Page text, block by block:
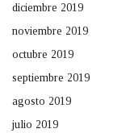
diciembre 2019
noviembre 2019
octubre 2019
septiembre 2019
agosto 2019
julio 2019